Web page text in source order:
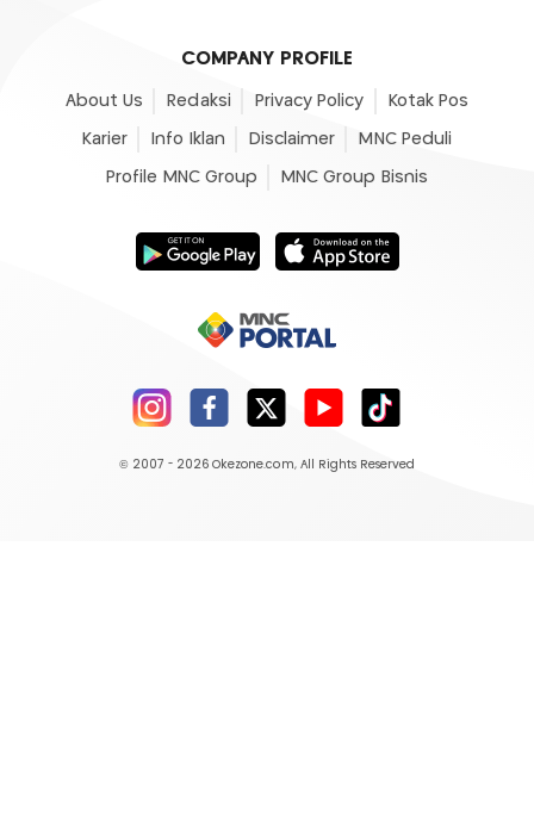
COMPANY PROFILE
About Us Redaksi Privacy Policy Kotak Pos
Karier Info Iklan Disclaimer MNC Peduli
Profile MNC Group MNC Group Bisnis
© 2007 - 2026 Okezone.com, All Rights Reserved